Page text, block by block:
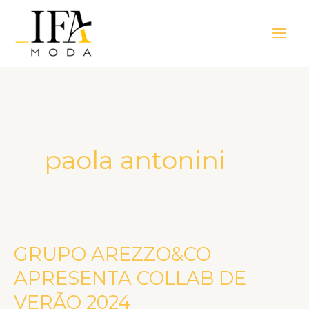
Menu
paola antonini
GRUPO AREZZO&CO
APRESENTA COLLAB DE
VERÃO 2024
GRUPO
AREZZO&CO
APRESENTA
COLLAB